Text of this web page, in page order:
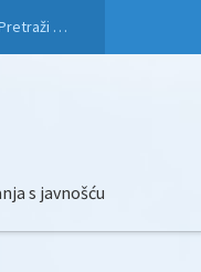
s javnošću